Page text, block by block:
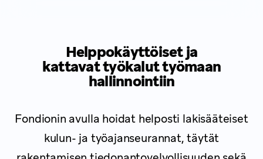
Helppokäyttöiset ja
kattavat työkalut työmaan
hallinnointiin
Fondionin avulla hoidat helposti lakisääteiset
kulun- ja työajanseurannat, täytät